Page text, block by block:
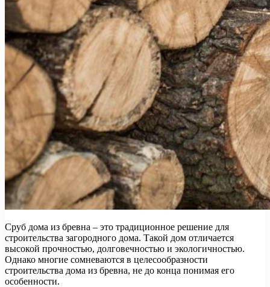
Сруб дома из бревна – это традиционное решение для
строительства загородного дома. Такой дом отличается
высокой прочностью, долговечностью и экологичностью.
Однако многие сомневаются в целесообразности
строительства дома из бревна, не до конца понимая его
особенности.